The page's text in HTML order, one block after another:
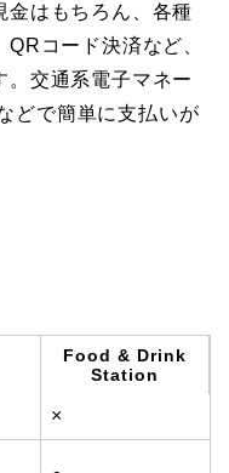
金はもちろん、各種
コード決済など、
。交通系電子マネー
どで簡単に支払いが
Food & Drink
Station
×